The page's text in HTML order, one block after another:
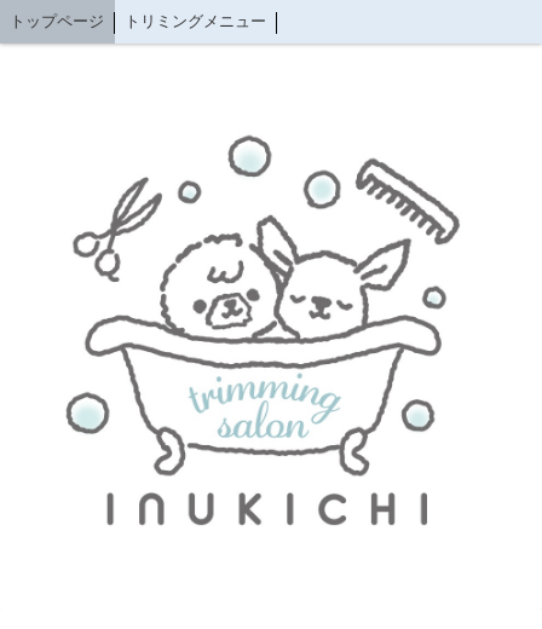
トップページ トリミングメニュー